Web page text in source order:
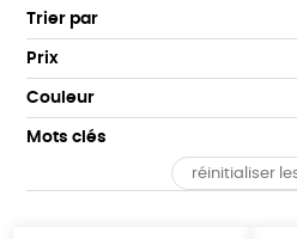
ÉQUITABLE
ÉPICERIE
MAISON
ACCESSOIRES
BIEN-ÊTRE
Trier par
Par défaut
Popularité
Prix : du - cher au + cher
Prix : du + cher au - cher
Prix
Tous
0 € - 50 €
Couleur
Blanc Pur
vert amande
Mots clés
Fabriqué en Espagne
réinitialiser